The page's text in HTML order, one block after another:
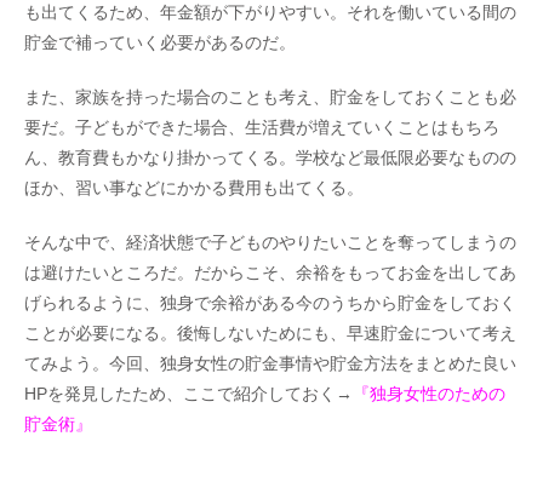
も出てくるため、年金額が下がりやすい。それを働いている間の
貯金で補っていく必要があるのだ。
また、家族を持った場合のことも考え、貯金をしておくことも必
要だ。子どもができた場合、生活費が増えていくことはもちろ
ん、教育費もかなり掛かってくる。学校など最低限必要なものの
ほか、習い事などにかかる費用も出てくる。
そんな中で、経済状態で子どものやりたいことを奪ってしまうの
は避けたいところだ。だからこそ、余裕をもってお金を出してあ
げられるように、独身で余裕がある今のうちから貯金をしておく
ことが必要になる。後悔しないためにも、早速貯金について考え
てみよう。今回、独身女性の貯金事情や貯金方法をまとめた良い
HPを発見したため、ここで紹介しておく→
『独身女性のための
貯金術』